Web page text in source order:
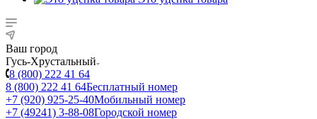
Ваш город
Гусь-Хрустальный
8 (800) 222 41 64
8 (800) 222 41 64Бесплатный номер
+7 (920) 925-25-40Мобильный номер
+7 (49241) 3-88-08Городской номер